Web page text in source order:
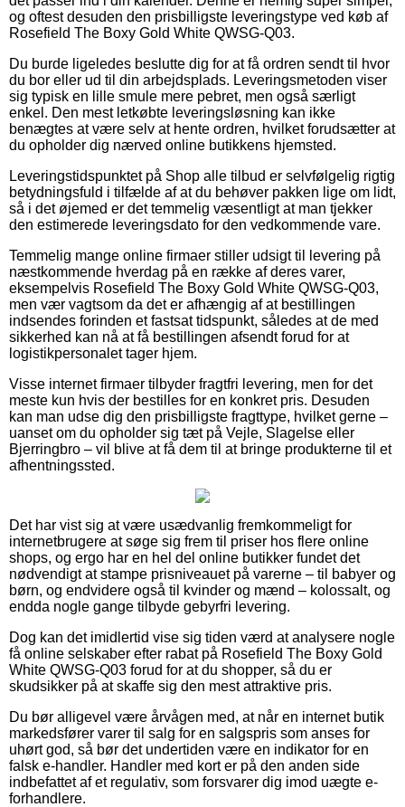
og oftest desuden den prisbilligste leveringstype ved køb af
Rosefield The Boxy Gold White QWSG-Q03.
Du burde ligeledes beslutte dig for at få ordren sendt til hvor
du bor eller ud til din arbejdsplads. Leveringsmetoden viser
sig typisk en lille smule mere pebret, men også særligt
enkel. Den mest letkøbte leveringsløsning kan ikke
benægtes at være selv at hente ordren, hvilket forudsætter at
du opholder dig nærved online butikkens hjemsted.
Leveringstidspunktet på Shop alle tilbud er selvfølgelig rigtig
betydningsfuld i tilfælde af at du behøver pakken lige om lidt,
så i det øjemed er det temmelig væsentligt at man tjekker
den estimerede leveringsdato for den vedkommende vare.
Temmelig mange online firmaer stiller udsigt til levering på
næstkommende hverdag på en række af deres varer,
eksempelvis Rosefield The Boxy Gold White QWSG-Q03,
men vær vagtsom da det er afhængig af at bestillingen
indsendes forinden et fastsat tidspunkt, således at de med
sikkerhed kan nå at få bestillingen afsendt forud for at
logistikpersonalet tager hjem.
Visse internet firmaer tilbyder fragtfri levering, men for det
meste kun hvis der bestilles for en konkret pris. Desuden
kan man udse dig den prisbilligste fragttype, hvilket gerne –
uanset om du opholder sig tæt på Vejle, Slagelse eller
Bjerringbro – vil blive at få dem til at bringe produkterne til et
afhentningssted.
Det har vist sig at være usædvanlig fremkommeligt for
internetbrugere at søge sig frem til priser hos flere online
shops, og ergo har en hel del online butikker fundet det
nødvendigt at stampe prisniveauet på varerne – til babyer og
børn, og endvidere også til kvinder og mænd – kolossalt, og
endda nogle gange tilbyde gebyrfri levering.
Dog kan det imidlertid vise sig tiden værd at analysere nogle
få online selskaber efter rabat på Rosefield The Boxy Gold
White QWSG-Q03 forud for at du shopper, så du er
skudsikker på at skaffe sig den mest attraktive pris.
Du bør alligevel være årvågen med, at når en internet butik
markedsfører varer til salg for en salgspris som anses for
uhørt god, så bør det undertiden være en indikator for en
falsk e-handler. Handler med kort er på den anden side
indbefattet af et regulativ, som forsvarer dig imod uægte e-
forhandlere.